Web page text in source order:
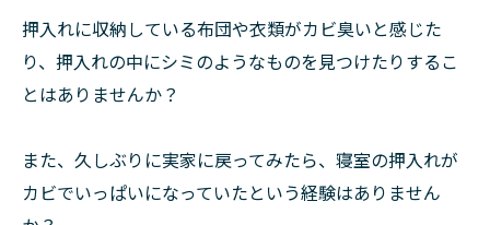
押入れに収納している布団や衣類がカビ臭いと感じた
り、押入れの中にシミのようなものを見つけたりするこ
とはありませんか？
また、久しぶりに実家に戻ってみたら、寝室の押入れが
カビでいっぱいになっていたという経験はありません